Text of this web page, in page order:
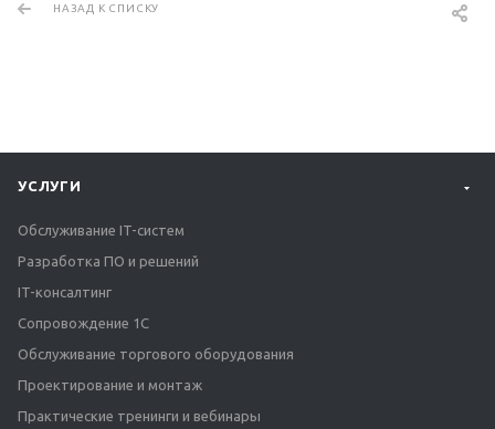
НАЗАД К СПИСКУ
УСЛУГИ
Обслуживание IT-систем
Разработка ПО и решений
IT-консалтинг
Сопровождение 1С
Обслуживание торгового оборудования
Проектирование и монтаж
Практические тренинги и вебинары